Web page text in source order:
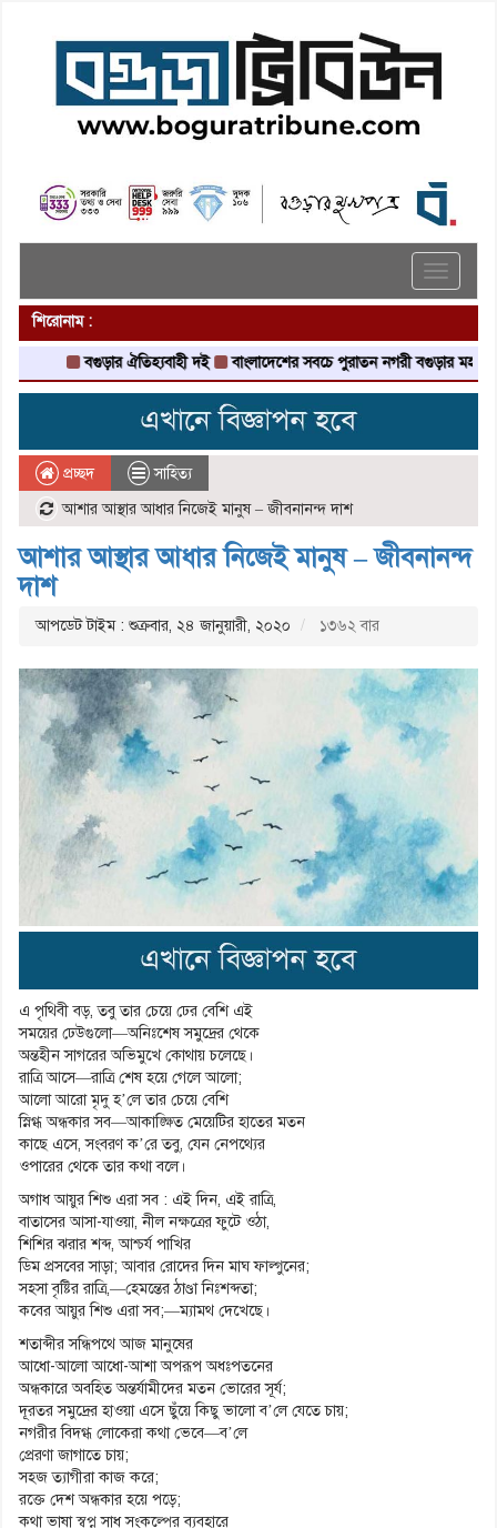
Toggle
শিরোনাম :
বগুড়ার ঐতিহ্যবাহী দই বাংলাদেশের সবচে পুরাতন নগরী বগুড়ার মহাস্থানগড়
প্রচ্ছদ
সাহিত্য
আশার আস্থার আধার নিজেই মানুষ – জীবনানন্দ দাশ
আশার আস্থার আধার নিজেই মানুষ – জীবনানন্দ
দাশ
আপডেট টাইম : শুক্রবার, ২৪ জানুয়ারী, ২০২০ ১৩৬২ বার
এ পৃথিবী বড়, তবু তার চেয়ে ঢের বেশি এই
সময়ের ঢেউগুলো—অনিঃশেষ সমুদ্রের থেকে
অন্তহীন সাগরের অভিমুখে কোথায় চলেছে।
রাত্রি আসে—রাত্রি শেষ হয়ে গেলে আলো;
আলো আরো মৃদু হ’লে তার চেয়ে বেশি
স্নিগ্ধ অন্ধকার সব—আকাঙ্ক্ষিত মেয়েটির হাতের মতন
কাছে এসে, সংবরণ ক’রে তবু, যেন নেপথ্যের
ওপারের থেকে তার কথা বলে।
অগাধ আয়ুর শিশু এরা সব : এই দিন, এই রাত্রি,
বাতাসের আসা-যাওয়া, নীল নক্ষত্রের ফুটে ওঠা,
শিশির ঝরার শব্দ, আশ্চর্য পাখির
ডিম প্রসবের সাড়া; আবার রোদের দিন মাঘ ফাল্গুনের;
সহসা বৃষ্টির রাত্রি,—হেমন্তের ঠাণ্ডা নিঃশব্দতা;
কবের আয়ুর শিশু এরা সব;—ম্যামথ দেখেছে।
শতাব্দীর সন্ধিপথে আজ মানুষের
আধো-আলো আধো-আশা অপরূপ অধঃপতনের
অন্ধকারে অবহিত অন্তর্যামীদের মতন ভোরের সূর্য;
দূরতর সমুদ্রের হাওয়া এসে ছুঁয়ে কিছু ভালো ব’লে যেতে চায়;
নগরীর বিদগ্ধ লোকেরা কথা ভেবে—ব’লে
প্রেরণা জাগাতে চায়;
সহজ ত্যাগীরা কাজ করে;
রক্তে দেশ অন্ধকার হয়ে পড়ে;
কথা ভাষা স্বপ্ন সাধ সংকল্পের ব্যবহারে